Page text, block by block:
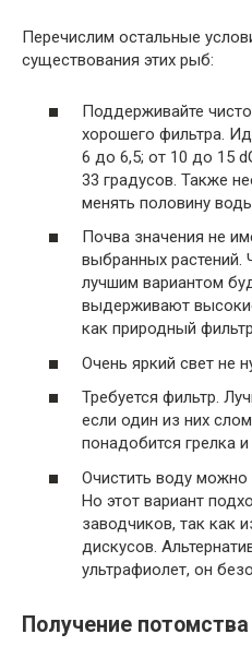
Перечислим остальные
существования этих рыб:
Поддерживайте
хорошего фильтра.
6 до 6,5; от 10 до 15
33 градусов. Также
менять половину
Почва значения не
выбранных растений.
лучшим вариантом
выдерживают
как природный
Очень яркий свет не
Требуется фильтр.
если один из них
понадобится грелка
Очистить воду
Но этот вариант
заводчиков, так как
дискусов.
ультрафиолет, он
Получение потомства